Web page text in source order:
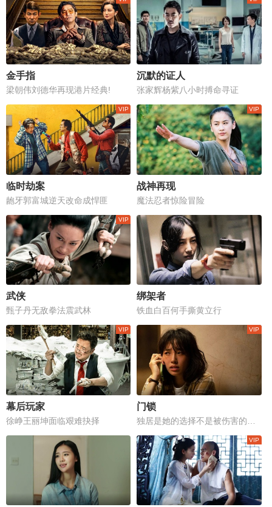
金手指
梁朝伟刘德华再现港片经典!
沉默的证人
张家辉杨紫八小时搏命寻证
临时劫案
龅牙郭富城逆天改命成悍匪
战神再现
魔法忍者惊险冒险
武侠
甄子丹无敌拳法震武林
绑架者
铁血白百何手撕黄立行
幕后玩家
徐峥王丽坤面临艰难抉择
门锁